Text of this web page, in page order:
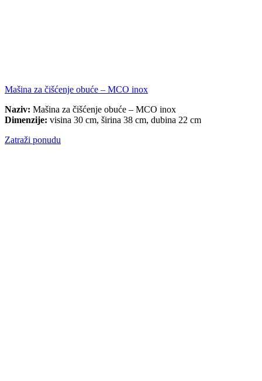
Mašina za čišćenje obuće – MCO inox
Naziv: Mašina za čišćenje obuće – MCO inox
Dimenzije: visina 30 cm, širina 38 cm, dubina 22 cm
Zatraži ponudu